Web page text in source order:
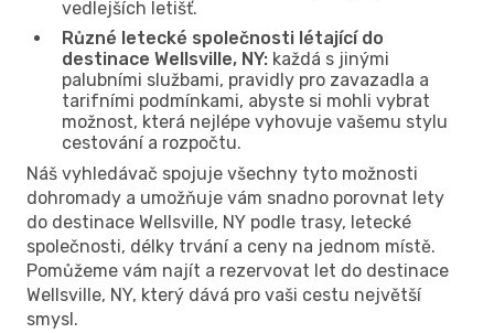
vedlejších letišť.
Různé letecké společnosti létající do
destinace Wellsville, NY: každá s jinými
palubními službami, pravidly pro zavazadla a
tarifními podmínkami, abyste si mohli vybrat
možnost, která nejlépe vyhovuje vašemu stylu
cestování a rozpočtu.
Náš vyhledávač spojuje všechny tyto možnosti
dohromady a umožňuje vám snadno porovnat lety
do destinace Wellsville, NY podle trasy, letecké
společnosti, délky trvání a ceny na jednom místě.
Pomůžeme vám najít a rezervovat let do destinace
Wellsville, NY, který dává pro vaši cestu největší
smysl.